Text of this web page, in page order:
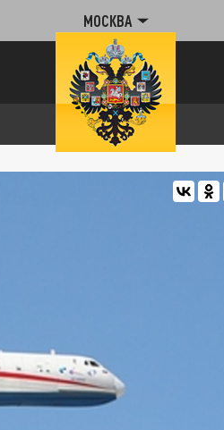
МОСКВА